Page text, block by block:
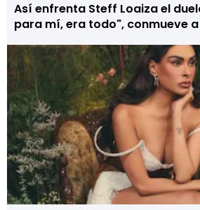
Así enfrenta Steff Loaiza el
para mí, era todo", conmueve